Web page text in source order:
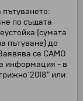
пътуването:
по същата
(сумата
пътуване) до
се САМО
информация - в
или